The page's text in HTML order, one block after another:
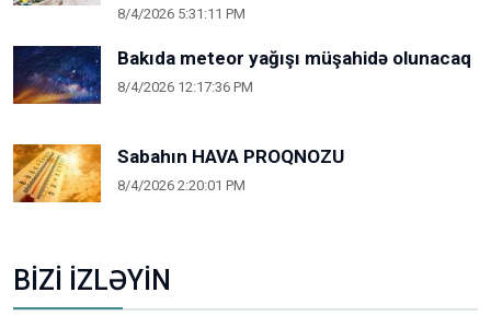
8/4/2026 5:31:11 PM
Bakıda meteor yağışı müşahidə olunacaq
8/4/2026 12:17:36 PM
Sabahın HAVA PROQNOZU
8/4/2026 2:20:01 PM
BİZİ İZLƏYİN